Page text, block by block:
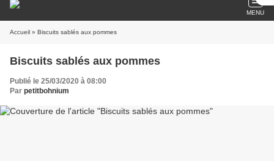
MENU
Accueil » Biscuits sablés aux pommes
Biscuits sablés aux pommes
Publié le 25/03/2020 à 08:00
Par petitbohnium